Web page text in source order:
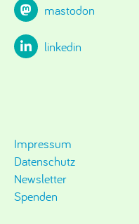
mastodon
linkedin
Impressum
Datenschutz
Newsletter
Spenden